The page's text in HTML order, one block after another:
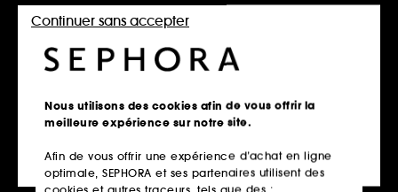
VALENTINO
Born in Roma Donna Rendez-
Vous Ivory
KENZO
KENZO PARFUM D'ÉTÉ
Eau de Parfum
Nous utilisons des cookies afin de vous offrir la
meilleure expérience sur notre site.
Afin de vous offrir une expérience d’achat en ligne
optimale, SEPHORA et ses partenaires utilisent des
cookies et autres traceurs, tels que des :
Continuer sans accepter